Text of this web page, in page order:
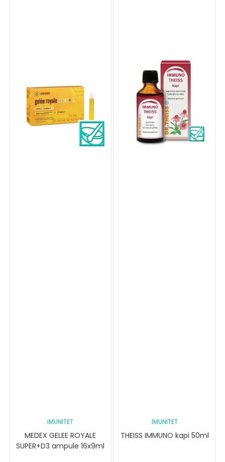
IMUNITET
MEDEX GELEE ROYALE
SUPER+D3 ampule 16x9ml
IMUNITET
THEISS IMMUNO kapi 50ml